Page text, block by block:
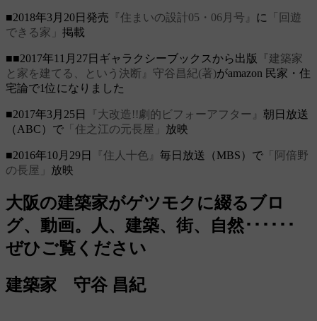
■2018年3月20日発売 『住まいの設計05・06月号』 に
「回遊
できる家」 掲載
■■2017年11月27日ギャラクシーブックスから出版
『建築家
と家を建てる、という決断』守谷昌紀(著)がamazon 民家・住
宅論で1位になりました
■2017年3月25日 『大改造!!劇的ビフォーアフター』 朝日放送
（ABC）で 「住之江の元長屋」 放映
■2016年10月29日 『住人十色』 毎日放送（MBS）で 「阿倍野
の長屋」 放映
大阪の建築家がゲツモクに綴るブロ
グ、動画。人、建築、街、自然･･････
ぜひご覧ください
建築家 守谷 昌紀